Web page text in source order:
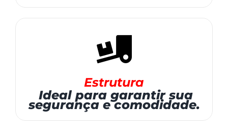
Estrutura
Ideal para garantir sua
segurança e comodidade.